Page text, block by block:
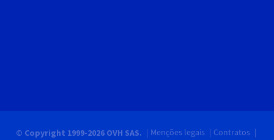
© Copyright 1999-2026 OVH SAS. Menções legais Contratos